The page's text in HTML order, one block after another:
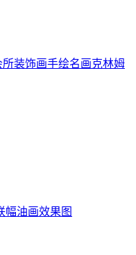
装饰画手绘名画克林姆
幅油画效果图